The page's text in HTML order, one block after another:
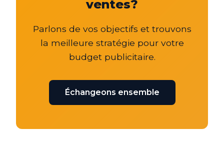
ventes?
Parlons de vos objectifs et trouvons
la meilleure stratégie pour votre
budget publicitaire.
Échangeons ensemble